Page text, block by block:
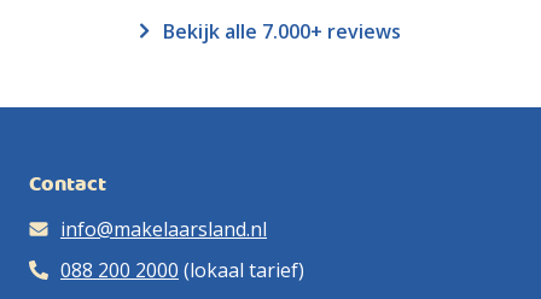
Bekijk alle 7.000+ reviews
Contact
info@makelaarsland.nl
088 200 2000 (lokaal tarief)